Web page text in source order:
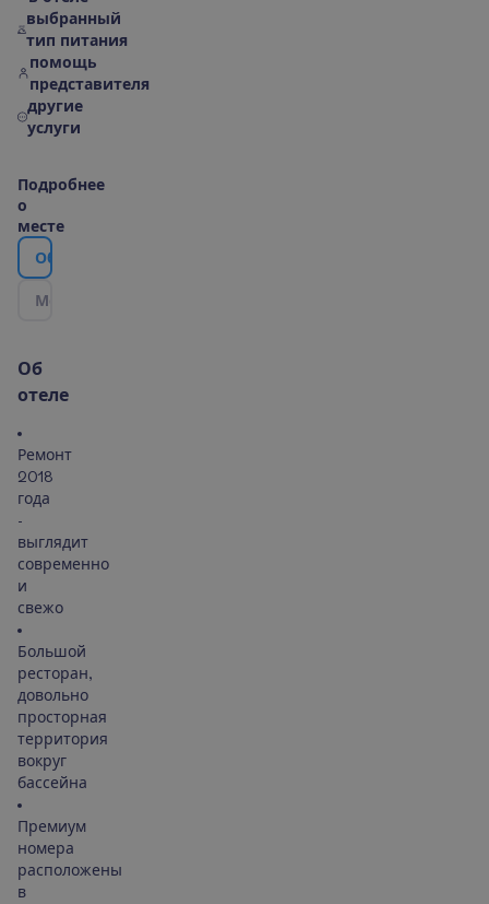
выбранный
тип питания
помощь
представителя
другие
услуги
Подробнее
о
месте
Об
М
Об
отеле
Ремонт
2018
года
-
выглядит
современно
и
свежо
Большой
ресторан,
довольно
просторная
территория
вокруг
бассейна
Премиум
номера
расположены
в